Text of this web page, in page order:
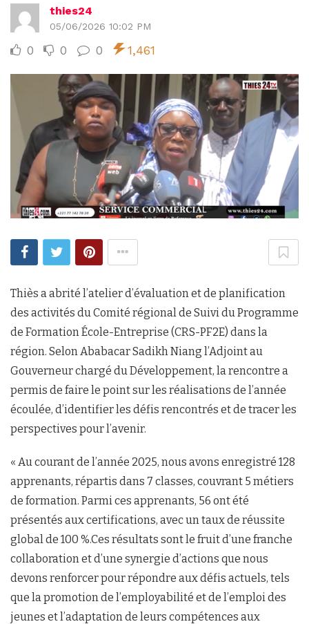
thies24
05/06/2026 10:02 PM
0 0 0 1,461
Thiès a abrité l’atelier d’évaluation et de planification
des activités du Comité régional de Suivi du Programme
de Formation École-Entreprise (CRS-PF2E) dans la
région. Selon Ababacar Sadikh Niang l’Adjoint au
Gouverneur chargé du Développement, la rencontre a
permis de faire le point sur les réalisations de l’année
écoulée, d’identifier les défis rencontrés et de tracer les
perspectives pour l’avenir.
« Au courant de l’année 2025, nous avons enregistré 128
apprenants, répartis dans 7 classes, couvrant 5 métiers
de formation. Parmi ces apprenants, 56 ont été
présentés aux certifications, avec un taux de réussite
global de 100 %.Ces résultats sont le fruit d’une franche
collaboration et d’une synergie d’actions que nous
devons renforcer pour répondre aux défis actuels, tels
que la promotion de l’employabilité et de l’emploi des
jeunes et l’adaptation de leurs compétences aux